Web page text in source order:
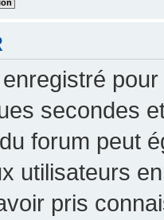
secondes
forum peut
utilisateurs
pris